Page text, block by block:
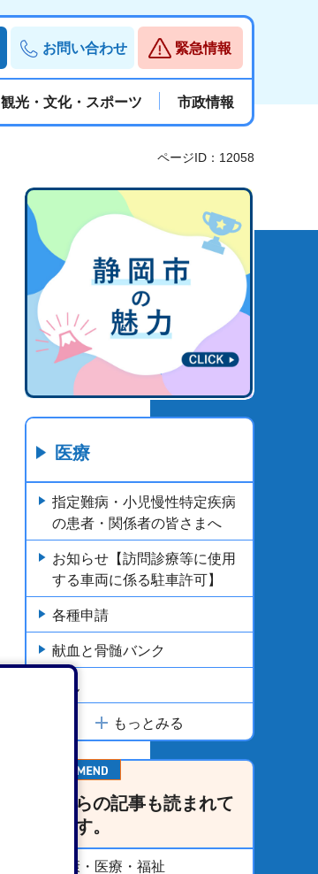
お問い合わせ 緊急情報
観光・文化・スポーツ 市政情報
ページID：12058
医療
指定難病・小児慢性特定疾病
の患者・関係者の皆さまへ
お知らせ【訪問診療等に使用
する車両に係る駐車許可】
各種申請
献血と骨髄バンク
がん
もっとみる
こちらの記事も読まれて
います。
健康・医療・福祉